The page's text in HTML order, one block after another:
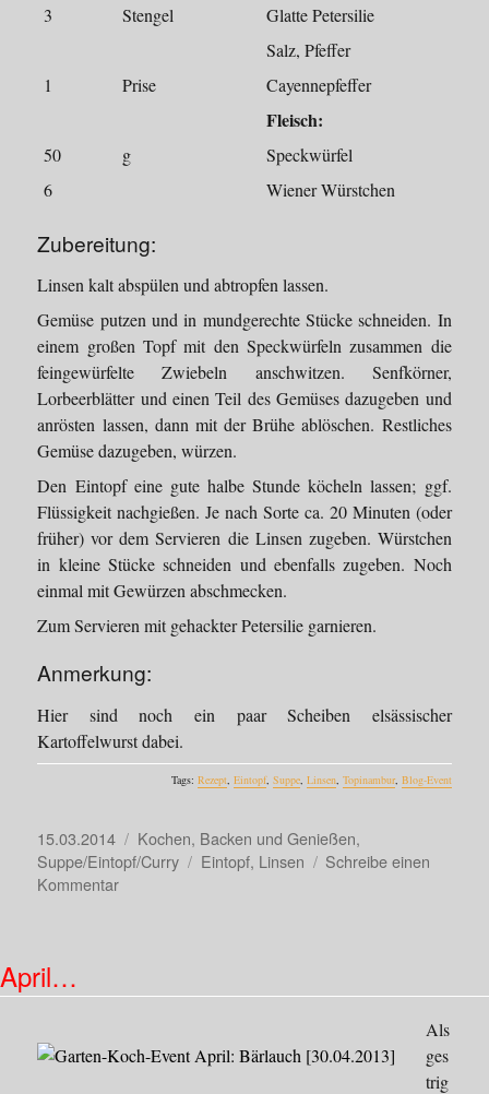
3
Stengel
Glatte Petersilie
Salz, Pfeffer
1
Prise Cayennepfeffer
Fleisch:
50 g
Speckwürfel
6
Wiener Würstchen
Zubereitung:
Linsen kalt abspülen und abtropfen lassen.
Gemüse putzen und in mundgerechte Stücke schneiden. In
einem großen Topf mit den Speckwürfeln zusammen die
feingewürfelte Zwiebeln anschwitzen. Senfkörner,
Lorbeerblätter und einen Teil des Gemüses dazugeben und
anrösten lassen, dann mit der Brühe ablöschen. Restliches
Gemüse dazugeben, würzen.
Den Eintopf eine gute halbe Stunde köcheln lassen; ggf.
Flüssigkeit nachgießen. Je nach Sorte ca. 20 Minuten (oder
früher) vor dem Servieren die Linsen zugeben. Würstchen
in kleine Stücke schneiden und ebenfalls zugeben. Noch
einmal mit Gewürzen abschmecken.
Zum Servieren mit gehackter Petersilie garnieren.
Anmerkung:
Hier sind noch ein paar Scheiben elsässischer
Kartoffelwurst dabei.
Tags: Rezept, Eintopf, Suppe, Linsen, Topinambur, Blog-Event
Veröffentlicht
am
15.03.2014 Kategorien
Kochen, Backen und Genießen,
Suppe/Eintopf/Curry
Schlagwörter
Eintopf, Linsen
Schreibe einen
Kommentarzu
April…
Als
ges
trig